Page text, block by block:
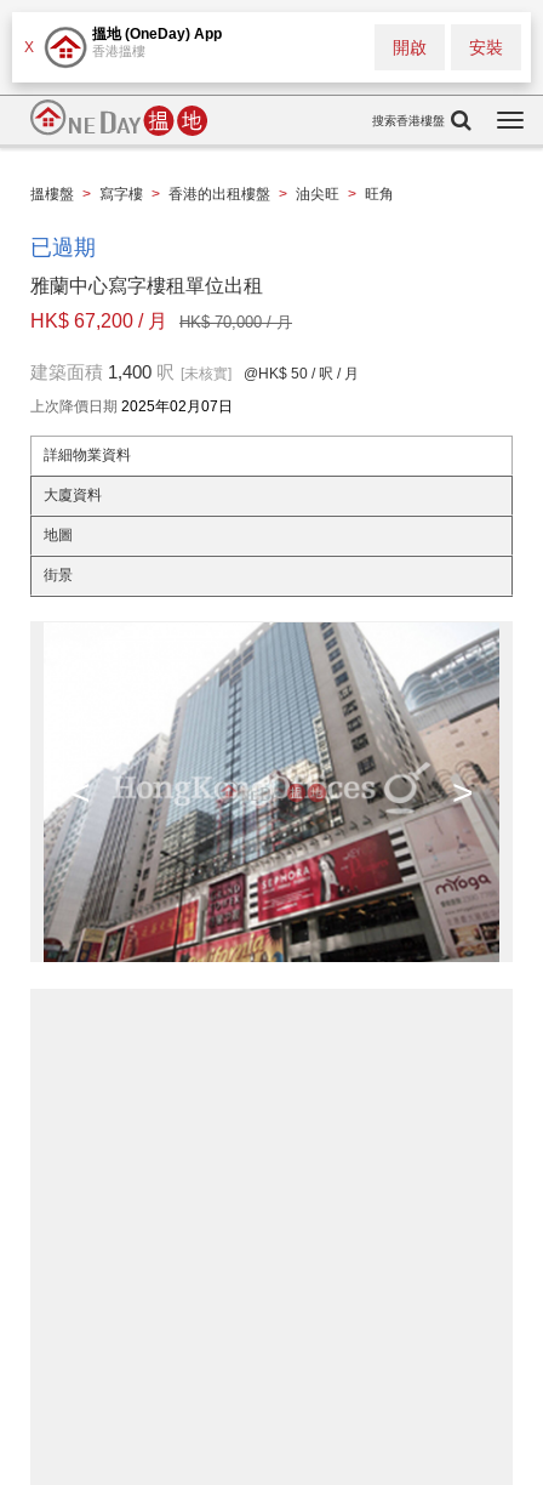
X
搵地 (OneDay) App
香港搵樓 安裝
開啟
搜索香港樓盤
搵樓盤 > 寫字樓 > 香港的出租樓盤 > 油尖旺 > 旺角
已過期
雅蘭中心寫字樓租單位出租
HK$ 67,200 / 月
HK$ 70,000 / 月
建築面積 1,400 呎 [未核實] @HK$ 50 / 呎 / 月
上次降價日期 2025年02月07日
詳細物業資料
大廈資料
地圖
街景
< >